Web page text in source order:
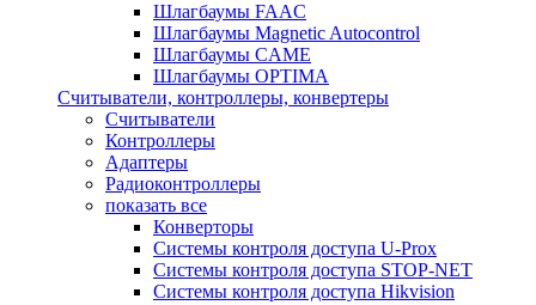
Шлагбаумы FAAC
Шлагбаумы Magnetic Autocontrol
Шлагбаумы CAME
Шлагбаумы OPTIMA
Считыватели, контроллеры, конвертеры
Считыватели
Контроллеры
Адаптеры
Радиоконтроллеры
показать все
Конверторы
Системы контроля доступа U-Prox
Системы контроля доступа STOP-NET
Системы контроля доступа Hikvision